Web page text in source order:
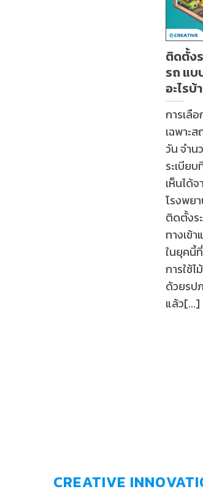
ติดตั้ง
รถ แบ
อะไรบ้
การเลื
เฉพาะ
วัน จำน
ระเบีย
เห็นได้
โรงพย
ติดตั้งร
ทางเข้
ในยุคนี้
การใช้
ด้วยรป
แล้ว[...]
CREATIVE